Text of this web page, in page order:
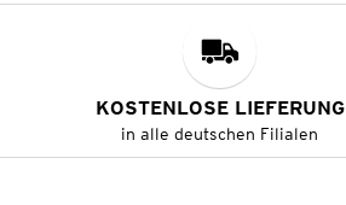
KOSTENLOSE LIEFERUNG
in alle deutschen Filialen